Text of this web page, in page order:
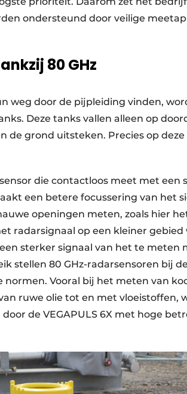
ondersteund door veilige
80 GHz
weg door de pijpleiding vinden,
Deze tanks vallen alleen op
de grond uitsteken. Precies op
die contactloos meet met
een betere focussering van het
openingen meten, zoals hier
radarsignaal op een kleiner gebied
sterker signaal van het te meten
stellen 80 GHz-radarsensoren bij
normen. Vooral bij het meten van
ruwe olie tot en met vloeistoffen,
de VEGAPULS 6X met hoge